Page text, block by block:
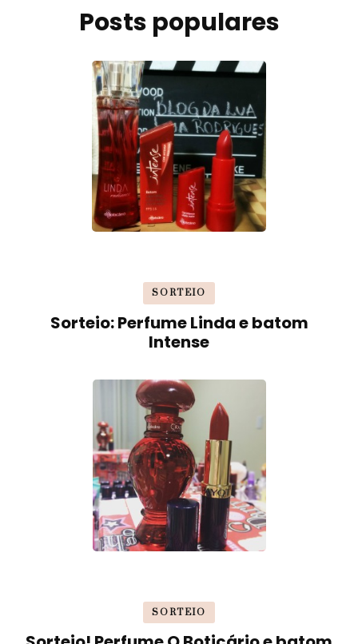
Posts populares
SORTEIO
Sorteio: Perfume Linda e batom
Intense
SORTEIO